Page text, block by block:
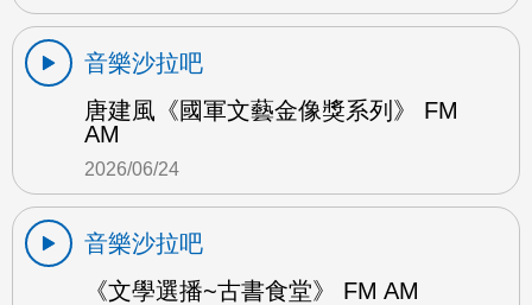
音樂沙拉吧
唐建風《國軍文藝金像獎系列》 FM
AM
2026/06/24
音樂沙拉吧
《文學選播~古書食堂》 FM AM